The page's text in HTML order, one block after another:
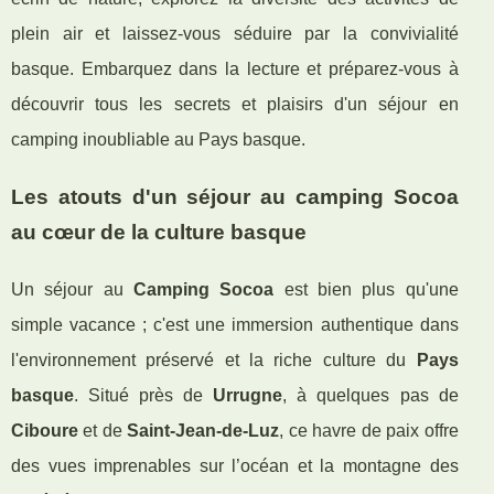
plein air et laissez-vous séduire par la convivialité
basque. Embarquez dans la lecture et préparez-vous à
découvrir tous les secrets et plaisirs d'un séjour en
camping inoubliable au Pays basque.
Les atouts d'un séjour au camping Socoa
au cœur de la culture basque
Un séjour au Camping Socoa est bien plus qu'une
simple vacance ; c'est une immersion authentique dans
l'environnement préservé et la riche culture du
Pays
basque. Situé près de Urrugne, à quelques pas de
Ciboure et deSaint-Jean-de-Luz, ce havre de paix offre
des vues imprenables sur l’océan et la montagne des